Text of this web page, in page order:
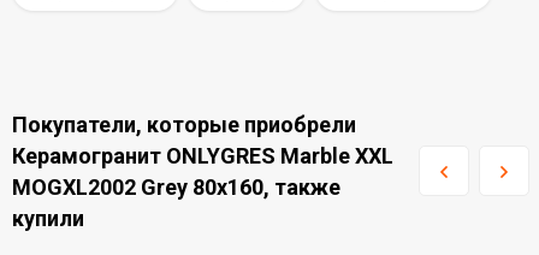
Покупатели, которые приобрели
Керамогранит ONLYGRES Marble XXL
MOGXL2002 Grey 80x160, также
купили